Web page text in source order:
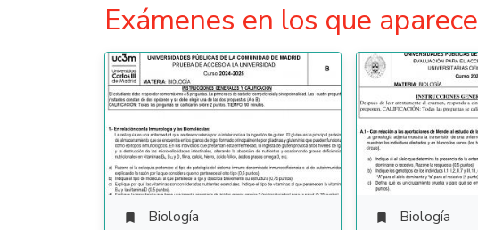
Exámenes en los que aparece
 Biología  Biología